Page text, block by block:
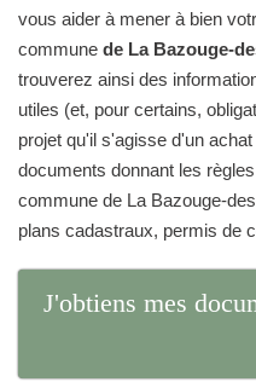
vous aider à mener à bien
commune de La Bazouge-
trouverez ainsi des
utiles (et, pour certains,
projet qu'il s'agisse d'un
documents donnant les
commune de La Bazouge-
plans cadastraux, permis de
J'obtiens mes